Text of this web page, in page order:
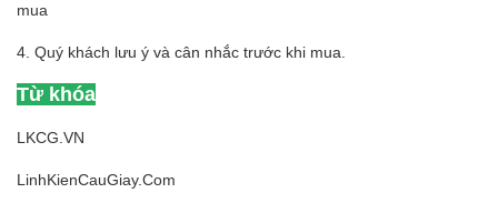
mua
4. Quý khách lưu ý và cân nhắc trước khi mua.
Từ khóa
LKCG.VN
LinhKienCauGiay.Com